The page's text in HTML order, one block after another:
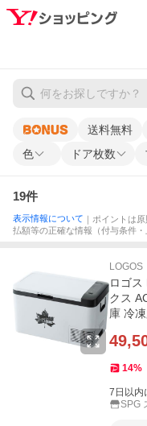
送料無料
色
ドア枚数
19件
表示情報について ｜ポイントは
払額等の正確な情報（付与条件
LOGOS
ロゴス
クス
庫 冷
14%
7日以内
SPG